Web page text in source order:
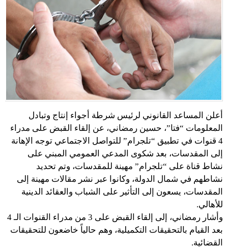
أعلن المساعد القانوني لرئيس شرطة أجواء إنتاج وتبادل
المعلومات “فتا”، حسين رمضاني، عن إلقاء القبض على مدراء
4 قنوات في تطبيق “تلجرام” للتواصل الاجتماعي توجه الإهانة
إلى المقدسات، بعد شكوى المدعي العمومي المبني على
نشاط قناة على “تلجرام” مهينة للمقدسات، وتم تحديد
نشاطهم في شمال الدولة، وكانوا عبر نشر مقالات مهينة إلى
المقدسات، يسعون إلى التأثير على الشباب والعقائد الدينية
للأهالي.
وأشار رمضاني، إلى إلقاء القبض على 3 من مدراء القنوات الـ 4
بعد القيام بالتحقيقات التكميلية، وهم حالياً خاضعون للتحقيقات
القضائية.